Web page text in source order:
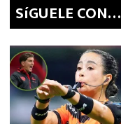
SíGUELE CON…